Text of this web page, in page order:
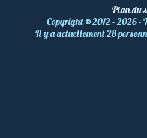
Plan du
Copyright©2012 - 2026 -
Il y a actuellement 28